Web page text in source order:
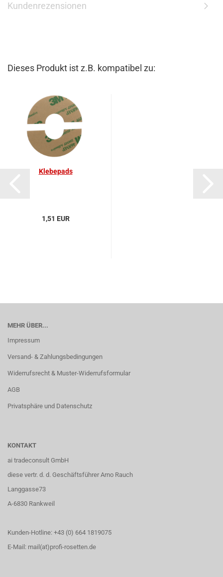
Kundenrezensionen
Dieses Produkt ist z.B. kompatibel zu:
Kle­be­pads
1,51 EUR
MEHR ÜBER...
Impressum
Versand- & Zahlungsbedingungen
Widerrufsrecht & Muster-Widerrufsformular
AGB
Privatsphäre und Datenschutz
KONTAKT
ai tradeconsult GmbH
diese vertr. d. d. Geschäftsführer Arno Rauch
Langgasse73
A-6830 Rankweil
Kunden-Hotline: +43 (0) 664 1819075
E-Mail: mail(at)profi-rosetten.de